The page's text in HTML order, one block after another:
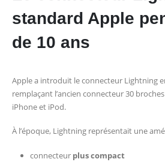
standard Apple
de 10 ans
Apple a introduit le connecteur Lightning
remplaçant l’ancien connecteur 30
iPhone et iPod.
À l’époque, Lightning représentait une
connecteur plus compact